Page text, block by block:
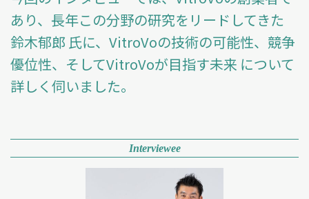
あり、長年この分野の研究をリードしてきた
鈴木郁郎 氏に、VitroVoの技術の可能性、競争
優位性、そしてVitroVoが目指す未来 について
詳しく伺いました。
Interviewee